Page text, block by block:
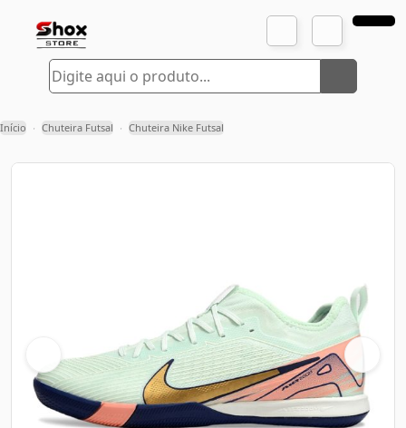
Início › Chuteira Futsal › Chuteira Nike Futsal